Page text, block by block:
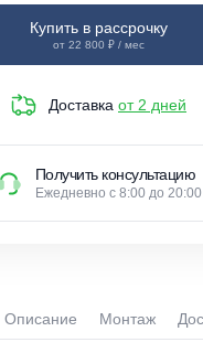
Купить в рассрочку
от 22 800 ₽ / мес
Доставка от 2 дней
Получить консультацию
Ежедневно с 8:00 до 20:00
Описание Монтаж